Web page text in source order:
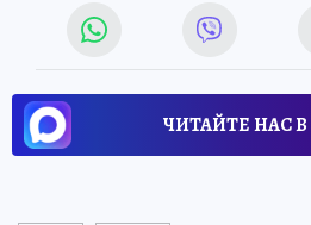
ЧИТАЙТЕ НАС